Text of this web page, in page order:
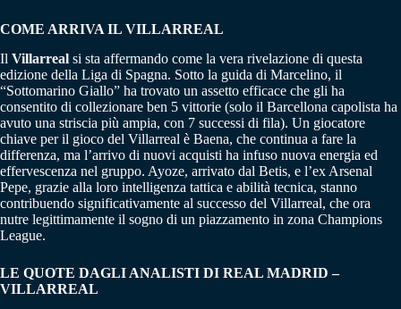
COME ARRIVA IL VILLARREAL
Il Villarreal si sta affermando come la vera rivelazione di questa
edizione della Liga di Spagna. Sotto la guida di Marcelino, il
“Sottomarino Giallo” ha trovato un assetto efficace che gli ha
consentito di collezionare ben 5 vittorie (solo il Barcellona capolista ha
avuto una striscia più ampia, con 7 successi di fila). Un giocatore
chiave per il gioco del Villarreal è Baena, che continua a fare la
differenza, ma l’arrivo di nuovi acquisti ha infuso nuova energia ed
effervescenza nel gruppo. Ayoze, arrivato dal Betis, e l’ex Arsenal
Pepe, grazie alla loro intelligenza tattica e abilità tecnica, stanno
contribuendo significativamente al successo del Villarreal, che ora
nutre legittimamente il sogno di un piazzamento in zona Champions
League.
LE QUOTE DAGLI ANALISTI DI REAL MADRID –
VILLARREAL